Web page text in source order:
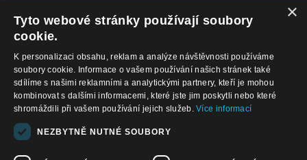
+420732122225
obchod@baterie-nabijecka.cz
×
Tyto webové stránky používají soubory
cookie.
K personalizaci obsahu, reklam a analýze návštěvnosti používáme
soubory cookie. Informace o vašem používání našich stránek také
sdílíme s našimi reklamními a analytickými partnery, kteří je mohou
kombinovat s dalšími informacemi, které jste jim poskytli nebo které
shromáždili při vašem používání jejich služeb.Více informací
NEZBYTNĚ NUTNÉ SOUBORY